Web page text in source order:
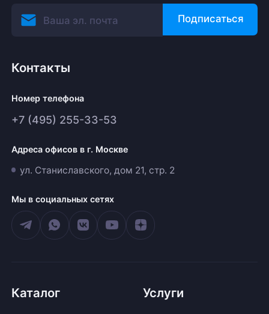
Подписаться
Контакты
Номер телефона
+7 (495) 255-33-53
Адреса офисов в г. Москве
ул. Станиславского, дом 21, стр. 2
Мы в социальных сетях
Каталог Услуги